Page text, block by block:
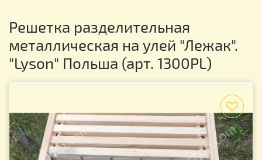
Решетка разделительная
металлическая на улей "Лежак".
"Lyson" Польша (арт. 1300PL)